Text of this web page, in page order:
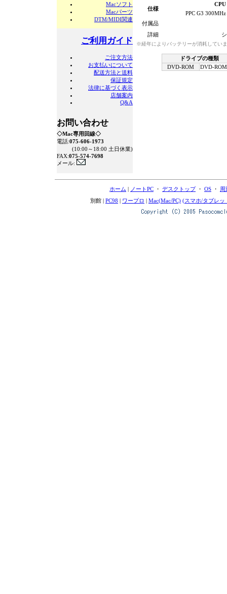
Macソフト
Macパーツ
DTM/MIDI関連
ご利用ガイド
ご注文方法
お支払いについて
配送方法と送料
保証規定
法律に基づく表示
店舗案内
Q&A
お問い合わせ
◇Mac専用回線◇
電話:075-606-1973
(10:00～18:00 土日休業)
FAX:075-574-7698
メール:
仕様
CPU
PPC G3 300MHz
付属品
詳細
※経年によりバッテリーが消耗してい
ドライブの種類
DVD-ROM
DVD-ROM
ホーム ノートPC ・ デスクトップ・ OS ・ 周
別館 | PC98 ワープロ Mac(Mac/PC) (スマホ/タブレッ